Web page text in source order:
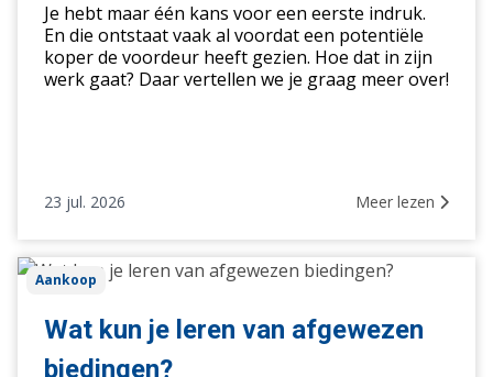
vraagprijs
Je hebt maar één kans voor een eerste indruk.
En die ontstaat vaak al voordat een potentiële
koper de voordeur heeft gezien. Hoe dat in zijn
werk gaat? Daar vertellen we je graag meer over!
23 jul. 2026 Meer lezen
WatAankoop
Wat kun je leren van afgewezen
biedingen?